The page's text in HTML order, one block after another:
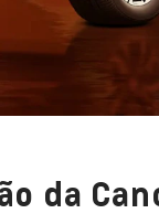
da